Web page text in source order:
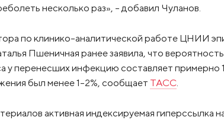
несколько раз», - добавил Чуланов.
по клинико-аналитической работе ЦНИИ
Пшеничная ранее заявила, что
у перенесших инфекцию составляет примерно
был менее 1-2%, сообщает ТАСС.
активная индексируемая гиперссылка